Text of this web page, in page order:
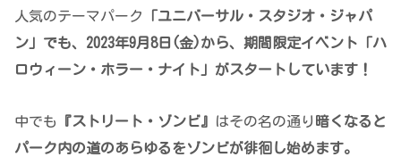
人気のテーマパーク
「ユニバーサル・スタジオ・ジャパ
ン」でも、2023年9月8日(金)から、 期間限定イベント「ハ
ロウィーン・ホラー・ナイト」がスタートしています！
中でも 『ストリート・ゾンビ』 はその名の通り 暗くなると
パーク内の道のあらゆるをゾンビが徘徊し始めます。